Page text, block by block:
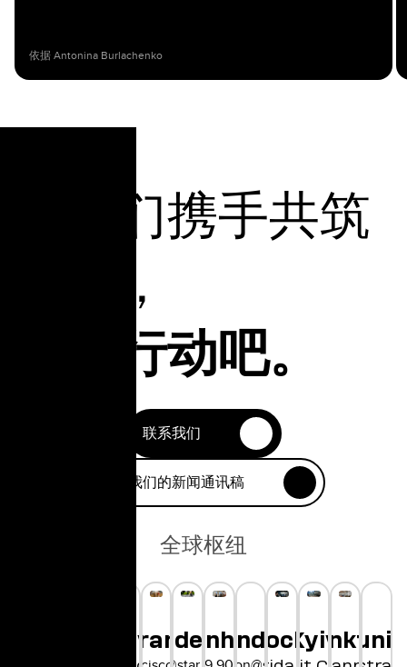
依据 Antonina Burlachenko
让我们携手共筑
未来，
立即行动吧。
联系我们
订阅我们的新闻通讯稿
全球枢纽
Sunnyvale
San Francisco
Medellín
Copenhagen
London
Wroclaw
Kyiv
Frankfurt